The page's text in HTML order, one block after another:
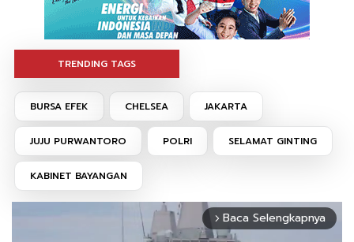
TRENDING TAGS
BURSA EFEK CHELSEA JAKARTA
JUJU PURWANTORO POLRI SELAMAT GINTING
KABINET BAYANGAN
arrow_forward_ios Baca Selengkapnya